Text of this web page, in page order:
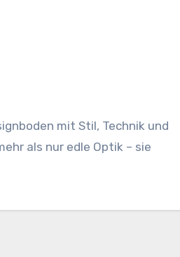
mit Stil, Technik und
als nur edle Optik – sie